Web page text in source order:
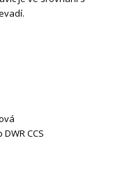
CCS